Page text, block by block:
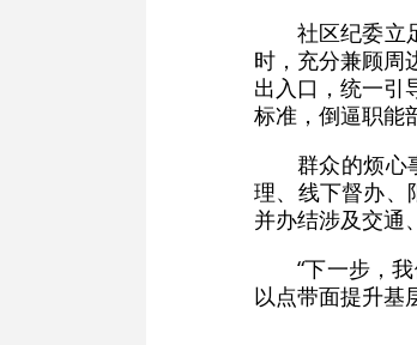
社区纪委立
时，充分兼顾周
出入口，统一引
标准，倒逼职能
群众的烦心
理、线下督办、
并办结涉及交通
“下一步，
以点带面提升基